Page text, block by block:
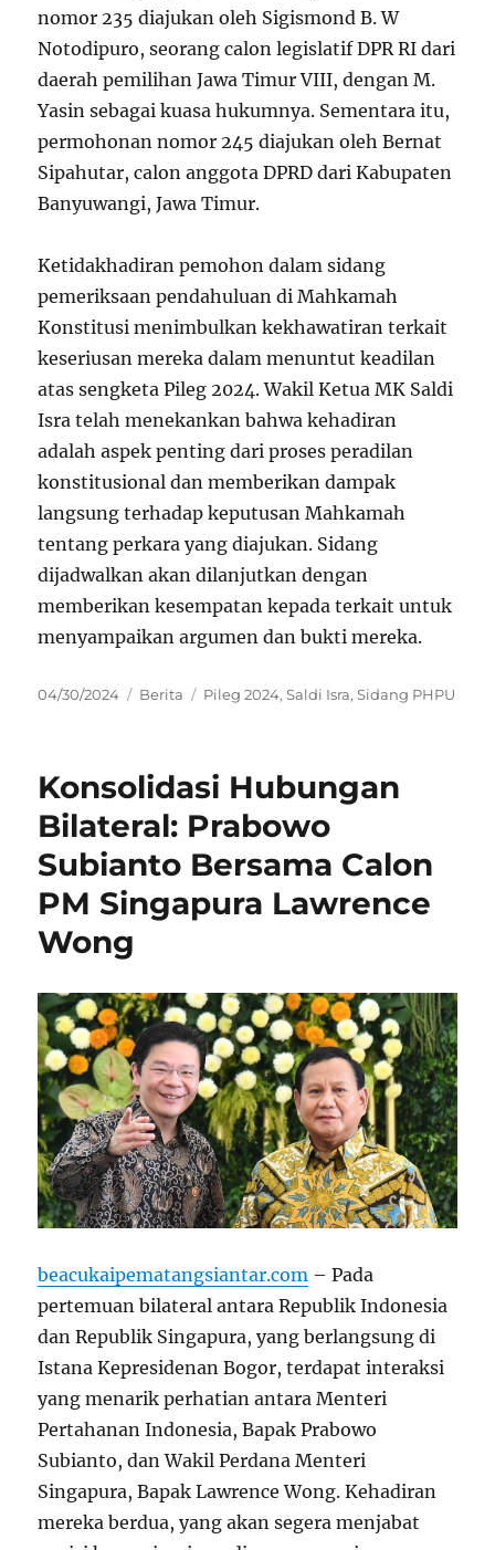
nomor 235 diajukan oleh Sigismond B. W
Notodipuro, seorang calon legislatif DPR RI dari
daerah pemilihan Jawa Timur VIII, dengan M.
Yasin sebagai kuasa hukumnya. Sementara itu,
permohonan nomor 245 diajukan oleh Bernat
Sipahutar, calon anggota DPRD dari Kabupaten
Banyuwangi, Jawa Timur.
Ketidakhadiran pemohon dalam sidang
pemeriksaan pendahuluan di Mahkamah
Konstitusi menimbulkan kekhawatiran terkait
keseriusan mereka dalam menuntut keadilan
atas sengketa Pileg 2024. Wakil Ketua MK Saldi
Isra telah menekankan bahwa kehadiran
adalah aspek penting dari proses peradilan
konstitusional dan memberikan dampak
langsung terhadap keputusan Mahkamah
tentang perkara yang diajukan. Sidang
dijadwalkan akan dilanjutkan dengan
memberikan kesempatan kepada terkait untuk
menyampaikan argumen dan bukti mereka.
Posted
04/30/2024 Categories
Berita Tags
Pileg 2024,Saldi Isra,Sidang PHPU
Konsolidasi Hubungan
Bilateral: Prabowo
Subianto Bersama Calon
PM Singapura Lawrence
Wong
beacukaipematangsiantar.com – Pada
pertemuan bilateral antara Republik Indonesia
dan Republik Singapura, yang berlangsung di
Istana Kepresidenan Bogor, terdapat interaksi
yang menarik perhatian antara Menteri
Pertahanan Indonesia, Bapak Prabowo
Subianto, dan Wakil Perdana Menteri
Singapura, Bapak Lawrence Wong. Kehadiran
mereka berdua, yang akan segera menjabat